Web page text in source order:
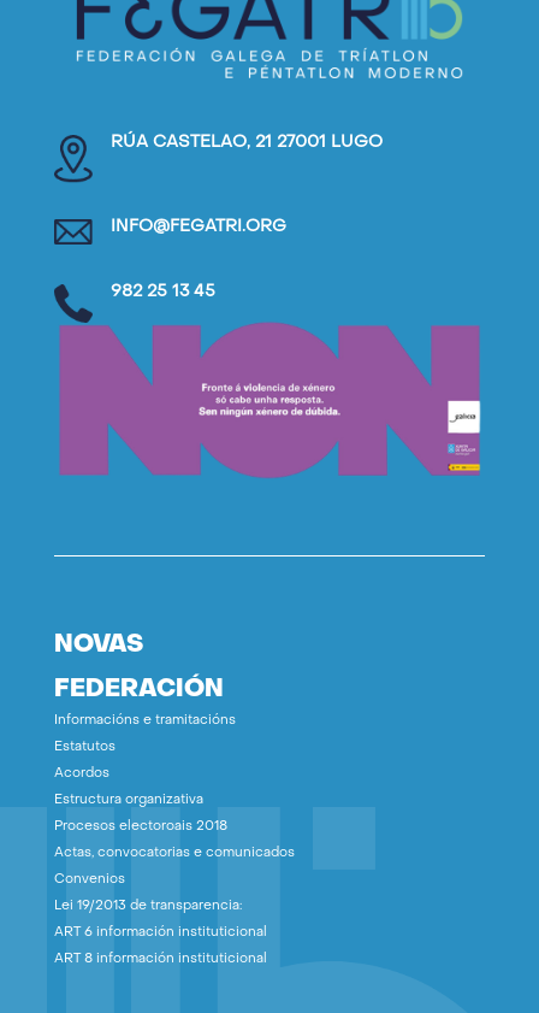
RÚA CASTELAO, 21 27001 LUGO
INFO@FEGATRI.ORG
982 25 13 45
NOVAS
FEDERACIÓN
Informacións e tramitacións
Estatutos
Acordos
Estructura organizativa
Procesos electoroais 2018
Actas, convocatorias e comunicados
Convenios
Lei 19/2013 de transparencia:
ART 6 información instituticional
ART 8 información instituticional